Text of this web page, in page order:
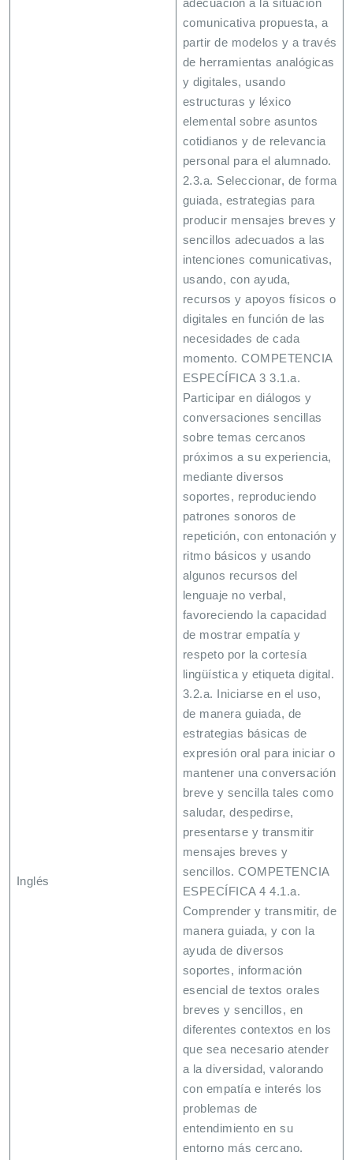
Inglés
adecuación a la situación
comunicativa propuesta, a
partir de modelos y a través
de herramientas analógicas
y digitales, usando
estructuras y léxico
elemental sobre asuntos
cotidianos y de relevancia
personal para el alumnado.
2.3.a. Seleccionar, de forma
guiada, estrategias para
producir mensajes breves y
sencillos adecuados a las
intenciones comunicativas,
usando, con ayuda,
recursos y apoyos físicos o
digitales en función de las
necesidades de cada
momento. COMPETENCIA
ESPECÍFICA 3 3.1.a.
Participar en diálogos y
conversaciones sencillas
sobre temas cercanos
próximos a su experiencia,
mediante diversos
soportes, reproduciendo
patrones sonoros de
repetición, con entonación y
ritmo básicos y usando
algunos recursos del
lenguaje no verbal,
favoreciendo la capacidad
de mostrar empatía y
respeto por la cortesía
lingüística y etiqueta digital.
3.2.a. Iniciarse en el uso,
de manera guiada, de
estrategias básicas de
expresión oral para iniciar o
mantener una conversación
breve y sencilla tales como
saludar, despedirse,
presentarse y transmitir
mensajes breves y
sencillos. COMPETENCIA
ESPECÍFICA 4 4.1.a.
Comprender y transmitir, de
manera guiada, y con la
ayuda de diversos
soportes, información
esencial de textos orales
breves y sencillos, en
diferentes contextos en los
que sea necesario atender
a la diversidad, valorando
con empatía e interés los
problemas de
entendimiento en su
entorno más cercano.